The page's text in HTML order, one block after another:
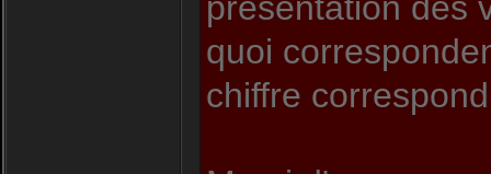
quoi
chiffre